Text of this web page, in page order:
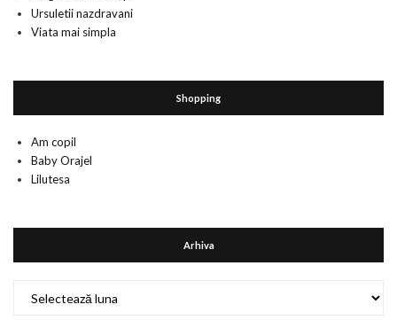
Ursuletii nazdravani
Viata mai simpla
Shopping
Am copil
Baby Orajel
Lilutesa
Arhiva